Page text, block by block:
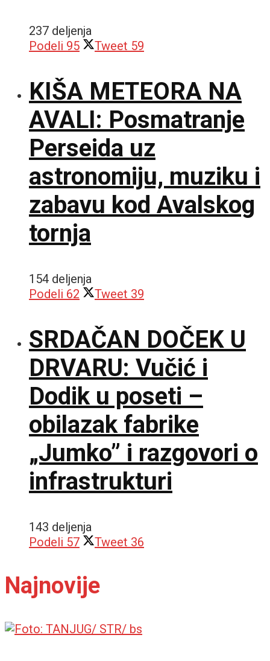
237 deljenja
Podeli 95 Tweet 59
KIŠA METEORA NA
AVALI: Posmatranje
Perseida uz
astronomiju, muziku i
zabavu kod Avalskog
tornja
154 deljenja
Podeli 62 Tweet 39
SRDAČAN DOČEK U
DRVARU: Vučić i
Dodik u poseti –
obilazak fabrike
„Jumko” i razgovori o
infrastrukturi
143 deljenja
Podeli 57 Tweet 36
Najnovije